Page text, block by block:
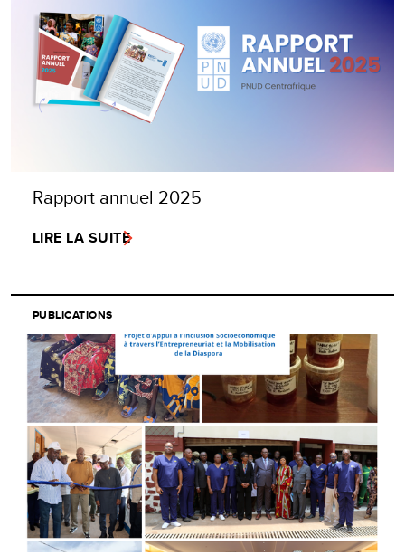
Rapport annuel 2025
LIRE LA SUITE
PUBLICATIONS